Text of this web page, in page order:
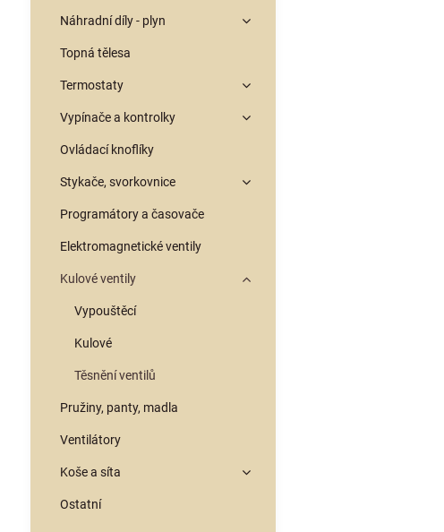
Náhradní díly - plyn
Topná tělesa
Termostaty
Vypínače a kontrolky
Ovládací knoflíky
Stykače, svorkovnice
Programátory a časovače
Elektromagnetické ventily
Kulové ventily
Vypouštěcí
Kulové
Těsnění ventilů
Pružiny, panty, madla
Ventilátory
Koše a síta
Ostatní